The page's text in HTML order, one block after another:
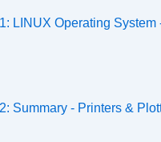
LINUX Operating System
Summary - Printers &